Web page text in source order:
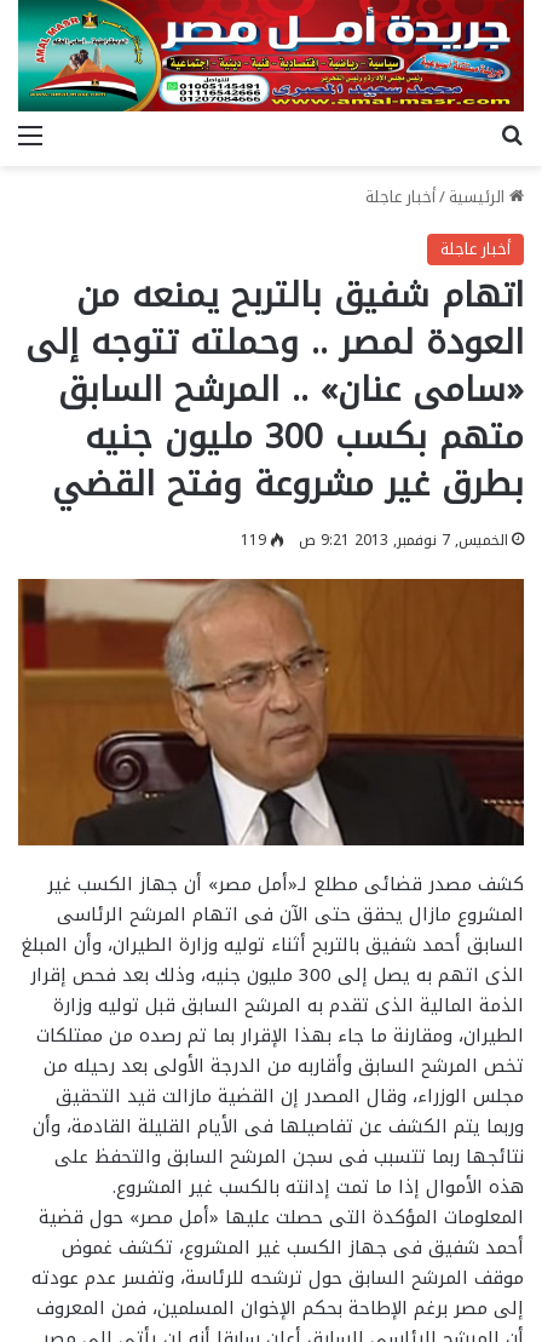
الرئيسية/أخبار عاجلة
أخبار عاجلة
اتهام شفيق بالتربح يمنعه من
العودة لمصر .. وحملته تتوجه إلى
«سامى عنان» .. المرشح السابق
متهم بكسب 300 مليون جنيه
بطرق غير مشروعة وفتح القضي
الخميس, 7 نوفمبر, 2013 9:21 ص 119
كشف مصدر قضائى مطلع لـ«أمل مصر» أن جهاز الكسب غير
المشروع مازال يحقق حتى الآن فى اتهام المرشح الرئاسى
السابق أحمد شفيق بالتربح أثناء توليه وزارة الطيران، وأن المبلغ
الذى اتهم به يصل إلى 300 مليون جنيه، وذلك بعد فحص إقرار
الذمة المالية الذى تقدم به المرشح السابق قبل توليه وزارة
الطيران، ومقارنة ما جاء بهذا الإقرار بما تم رصده من ممتلكات
تخص المرشح السابق وأقاربه من الدرجة الأولى بعد رحيله من
مجلس الوزراء، وقال المصدر إن القضية مازالت قيد التحقيق
وربما يتم الكشف عن تفاصيلها فى الأيام القليلة القادمة، وأن
نتائجها ربما تتسبب فى سجن المرشح السابق والتحفظ على
هذه الأموال إذا ما تمت إدانته بالكسب غير المشروع.
المعلومات المؤكدة التى حصلت عليها «أمل مصر» حول قضية
أحمد شفيق فى جهاز الكسب غير المشروع، تكشف غموض
موقف المرشح السابق حول ترشحه للرئاسة، وتفسر عدم عودته
إلى مصر برغم الإطاحة بحكم الإخوان المسلمين، فمن المعروف